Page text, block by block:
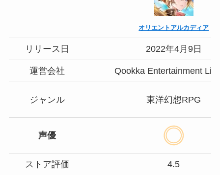
オリエントアルカディア
リリース日 2022年4月9日
運営会社 Qookka Entertainment
ジャンル 東洋幻想RPG
声優
ストア評価 4.5